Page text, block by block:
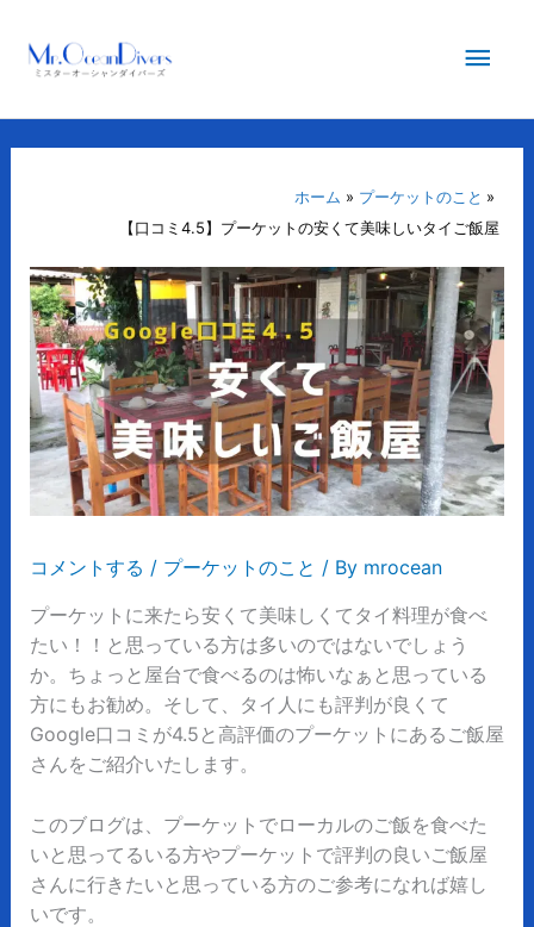
メ
メ
ニ
ュ
ー
ホーム
プーケットのこと
【口コミ4.5】プーケットの安くて美味しいタイご飯屋
コメントする / プーケットのこと / By mrocean
プーケットに来たら安くて美味しくてタイ料理が食べ
たい！！と思っている方は多いのではないでしょう
か。ちょっと屋台で食べるのは怖いなぁと思っている
方にもお勧め。そして、タイ人にも評判が良くて
Google口コミが4.5と高評価のプーケットにあるご飯屋
さんをご紹介いたします。
このブログは、プーケットでローカルのご飯を食べた
いと思ってるいる方やプーケットで評判の良いご飯屋
さんに行きたいと思っている方のご参考になれば嬉し
いです。